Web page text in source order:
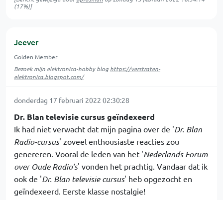
(17%)]
Jeever
Golden Member
Bezoek mijn elektronica-hobby blog https://verstraten-
elektronica.blogspot.com/
donderdag 17 februari 2022 02:30:28
Dr. Blan televisie cursus geïndexeerd
Ik had niet verwacht dat mijn pagina over de 'Dr. Blan
Radio-cursus' zoveel enthousiaste reacties zou
genereren. Vooral de leden van het 'Nederlands Forum
over Oude Radio's' vonden het prachtig. Vandaar dat ik
ook de 'Dr. Blan televisie cursus' heb opgezocht en
geïndexeerd. Eerste klasse nostalgie!